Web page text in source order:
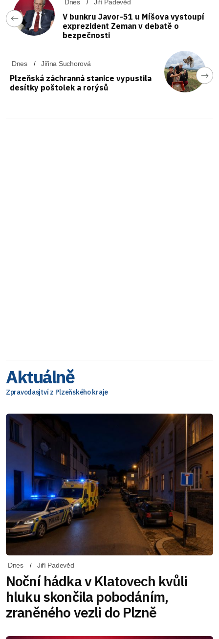
Dnes Jiří Padevěd
V bunkru Javor-51 u Míšova vystoupí
exprezident Zeman v debatě o
bezpečnosti
Dnes Jiřina Suchorová
Plzeňská záchranná stanice vypustila
desítky poštolek a rorýsů
Aktuálně
Zpravodasjtví z Plzeňského kraje
Dnes Jiří Padevěd
Noční hádka v Klatovech kvůli
hluku skončila pobodáním,
zraněného vezli do Plzně